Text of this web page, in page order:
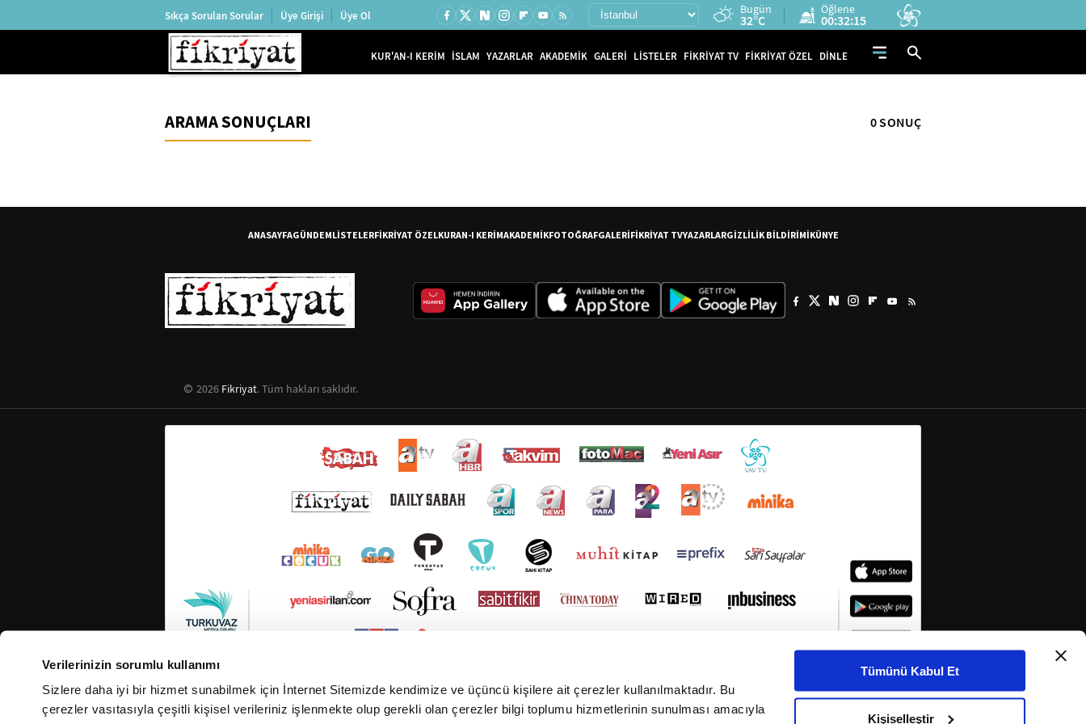
Verilerinizin sorumlu kullanımı
Sizlere daha iyi bir hizmet sunabilmek için İnternet Sitemizde kendimize ve üçüncü kişilere ait çerezler kullanılmaktadır. Bu
çerezler vasıtasıyla çeşitli kişisel verileriniz işlenmekte olup gerekli olan çerezler bilgi toplumu hizmetlerinin sunulması amacıyla
Tümünü Kabul Et
Kişiselleştir
Sıkça Sorulan Sorular Üye Girişi Üye Ol Bugün
32°C
Öğlene
00:32:15
KUR'AN-I KERİM İSLAM YAZARLAR AKADEMİK GALERİ LİSTELER FİKRİYAT TV FİKRİYAT ÖZEL DİNLE
ARAMA SONUÇLARI 0 SONUÇ
ANASAYFAGÜNDEMLİSTELERFİKRİYAT ÖZELKURAN-I KERİMAKADEMİKFOTOĞRAFGALERİFİKRİYAT TVYAZARLARGİZLİLİK BİLDİRİMİKÜNYE
2026 Fikriyat. Tüm hakları saklıdır.